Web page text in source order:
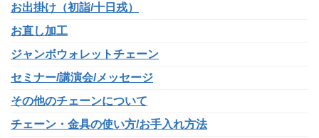
お出掛け（初詣/十日戎）
お直し加工
ジャンボウォレットチェーン
セミナー/講演会/メッセージ
その他のチェーンについて
チェーン・金具の使い方/お手入れ方法